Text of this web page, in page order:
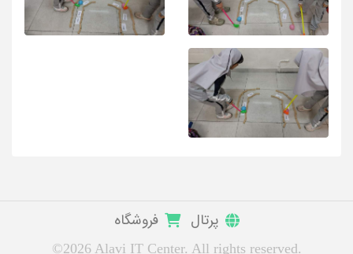
پرتال فروشگاه
©2026 Alavi IT Center. All rights reserved.